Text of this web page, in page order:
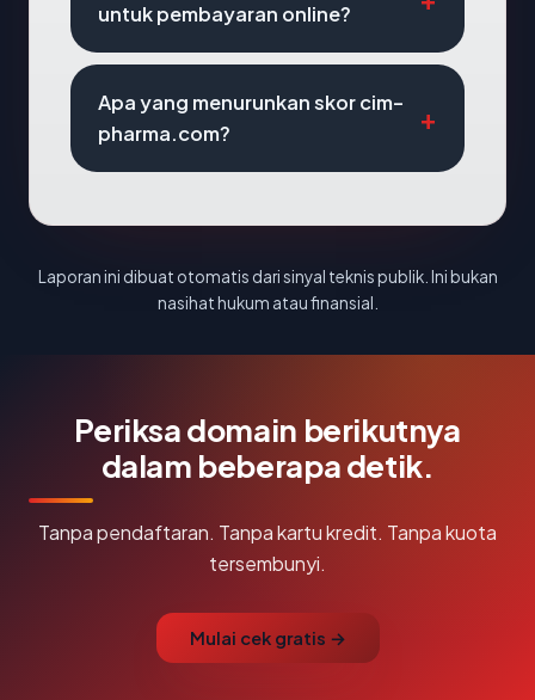
untuk pembayaran online?
Apa yang menurunkan skor cim-
pharma.com?
Laporan ini dibuat otomatis dari sinyal teknis publik. Ini bukan
nasihat hukum atau finansial.
Periksa domain berikutnya
dalam beberapa detik.
Tanpa pendaftaran. Tanpa kartu kredit. Tanpa kuota
tersembunyi.
Mulai cek gratis →